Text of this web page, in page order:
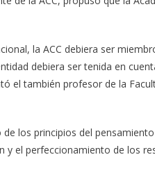
la ACC debiera ser
debiera ser tenida en
el también profesor de la
los principios del
el perfeccionamiento de los